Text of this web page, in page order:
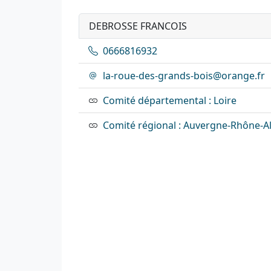
DEBROSSE FRANCOIS
0666816932
la-roue-des-grands-bois@orange.fr
Comité départemental : Loire
Comité régional : Auvergne-Rhône-